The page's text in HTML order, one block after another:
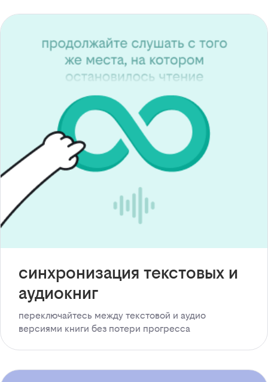
синхронизация текстовых и
аудиокниг
переключайтесь между текстовой и аудио
версиями книги без потери прогресса